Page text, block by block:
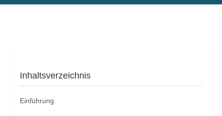
Inhaltsverzeichnis
Einführung